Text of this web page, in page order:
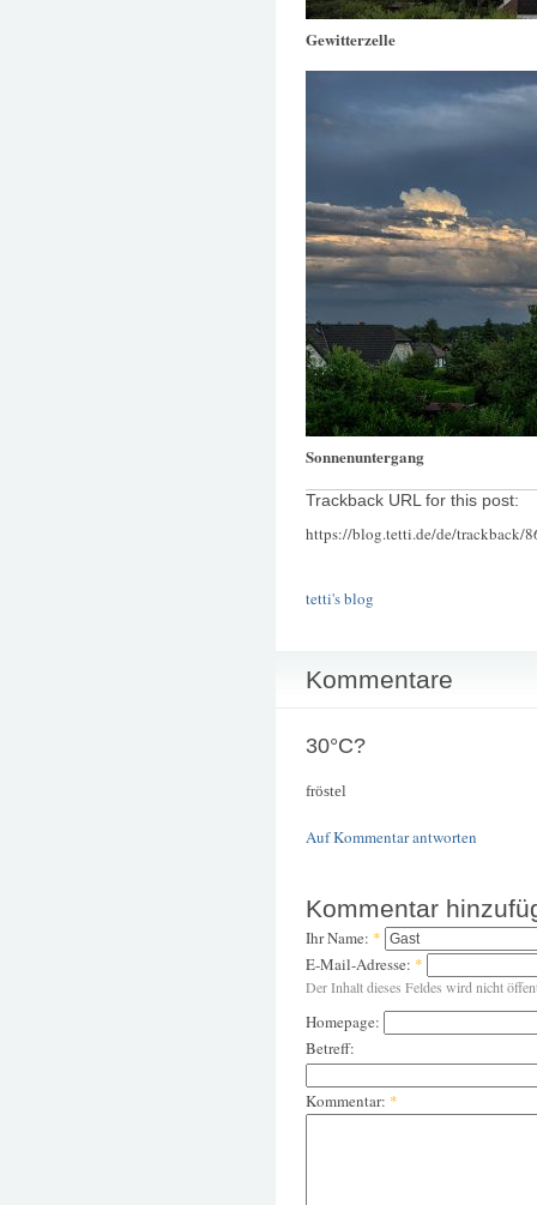
Gewitterzelle
Sonnenuntergang
Trackback URL for this post:
https://blog.tetti.de/de/trackback/
tetti's blog
Kommentare
30°C?
fröstel
Auf Kommentar antworten
Kommentar
Ihr Name: *
E-Mail-Adresse: *
Der Inhalt dieses Feldes wird nicht
Homepage:
Betreff:
Kommentar: *